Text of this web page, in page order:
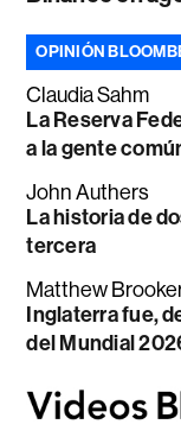
OPINIÓN
Claudia Sahm
La Reserva
a la gente
John Authers
La historia de
tercera
Matthew
Inglaterra fue,
del Mundial